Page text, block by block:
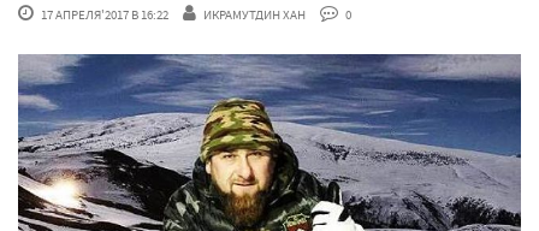
17 АПРЕЛЯ'2017 В 16:22 ИКРАМУТДИН ХАН 0